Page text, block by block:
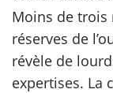
Moins de trois
réserves de
révèle de
expertises. La